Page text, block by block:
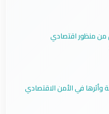
من منظور اقتصادي
وأثرها في الأمن الاقتصادي